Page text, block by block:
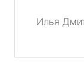
Илья